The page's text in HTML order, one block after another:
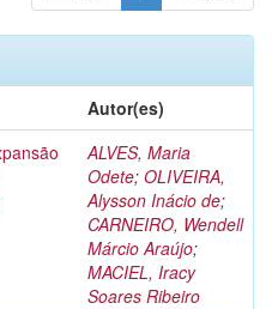
Autor(es)
ALVES, Maria
Odete; OLIVEIRA,
Alysson Inácio de;
CARNEIRO, Wendell
Márcio Araújo;
MACIEL, Iracy
Soares Ribeiro